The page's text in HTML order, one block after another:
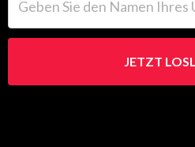
JETZT